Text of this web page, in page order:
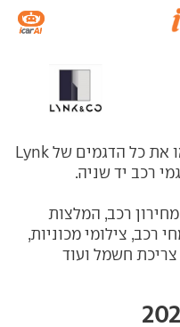
- כאן תמצאו את כל הדגמים של Lynk
רכב, המלצות
רכב, צילומי מכוניות,
חשמל ועוד